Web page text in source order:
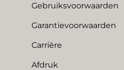
Gebruiksvoorwaarden
Garantievoorwaarden
Carrière
Afdruk